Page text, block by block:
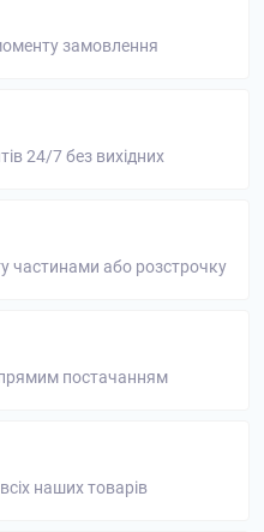
замовлення
24/7 без вихідних
частинами або розстрочку
постачанням
наших товарів